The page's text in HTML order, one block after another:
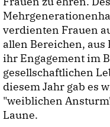
verdienten Frauen
allen Bereichen,
ihr Engagement im
gesellschaftlichen
diesem Jahr gab es
"weiblichen
Laune.